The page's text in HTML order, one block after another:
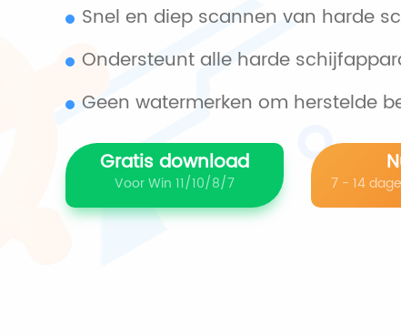
Snel en diep scannen van harde
Ondersteunt alle harde
Geen watermerken om herstelde
Gratis download
Voor Win 11/10/8/7 7 - 14